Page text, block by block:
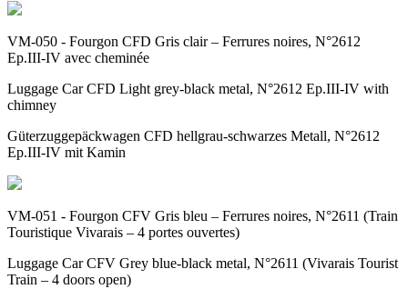
VM-050 - Fourgon CFD Gris clair – Ferrures noires, N°2612
Ep.III-IV avec cheminée
Luggage Car CFD Light grey-black metal, N°2612 Ep.III-IV with
chimney
Güterzuggepäckwagen CFD hellgrau-schwarzes Metall, N°2612
Ep.III-IV mit Kamin
VM-051 - Fourgon CFV Gris bleu – Ferrures noires, N°2611 (Train
Touristique Vivarais – 4 portes ouvertes)
Luggage Car CFV Grey blue-black metal, N°2611 (Vivarais Tourist
Train – 4 doors open)